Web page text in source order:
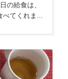
の給食は、
てくれま...